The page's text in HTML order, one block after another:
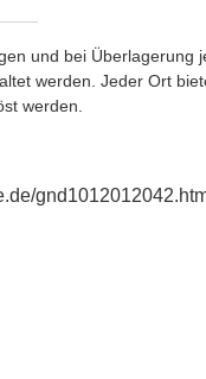
und bei Überlagerung
werden. Jeder Ort
werden.